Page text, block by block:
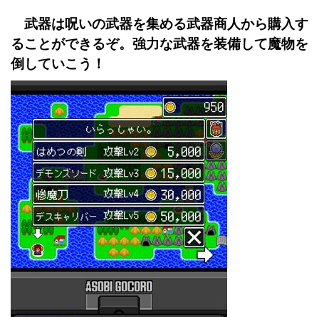
武器は呪いの武器を集める武器商人から購入す
ることができるぞ。強力な武器を装備して魔物を
倒していこう！